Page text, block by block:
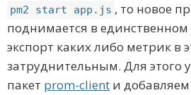
pm2 start app.js , то новое
поднимается в единственном
экспорт каких либо метрик в
затруднительным. Для этого
пакет prom-client и